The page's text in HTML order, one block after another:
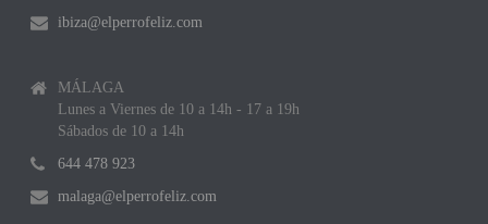
ibiza@elperrofeliz.com
MÁLAGA
Lunes a Viernes de 10 a 14h - 17 a 19h
Sábados de 10 a 14h
644 478 923
malaga@elperrofeliz.com